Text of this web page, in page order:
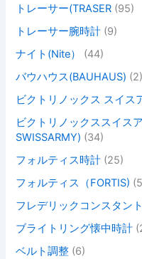
トレーサー(TRASER (95)
トレーサー腕時計 (9)
ナイト(Nite）
(44)
バウハウス(BAUHAUS) (2)
ビクトリノックス スイス
ビクトリノックススイス
SWISSARMY) (34)
フォルティス時計 (25)
フォルティス（FORTIS)
フレデリックコンスタン
ブライトリング懐中時計
ベルト調整 (6)